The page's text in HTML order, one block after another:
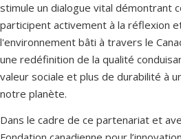
stimule un dialogue vital démontrant
participent activement à la réflexion
l'environnement bâti à travers le
une redéfinition de la qualité
valeur sociale et plus de durabilité à
notre planète.
Dans le cadre de ce partenariat et